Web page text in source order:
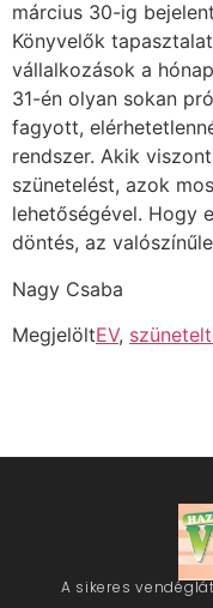
március 30-ig
Könyvelők
vállalkozások a
31-én olyan sokan
fagyott,
rendszer. Akik
szünetelést, azok
lehetőségével. Hogy
döntés, az
Nagy Csaba
MegjelöltEV,
A sikeres